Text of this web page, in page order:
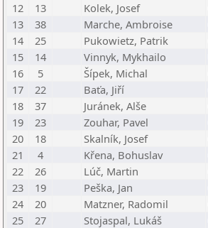
12
13 Kolek, Josef
13
38 Marche, Ambroise
14
25 Pukowietz, Patrik
15
14 Vinnyk, Mykhailo
16
5 Šípek, Michal
17
22 Baťa, Jiří
18
37 Juránek, Alše
19
23 Zouhar, Pavel
20
18 Skalník, Josef
21
4 Křena, Bohuslav
22
26 Lúč, Martin
23
19 Peška, Jan
24
20 Matzner, Radomil
25
27 Stojaspal, Lukáš